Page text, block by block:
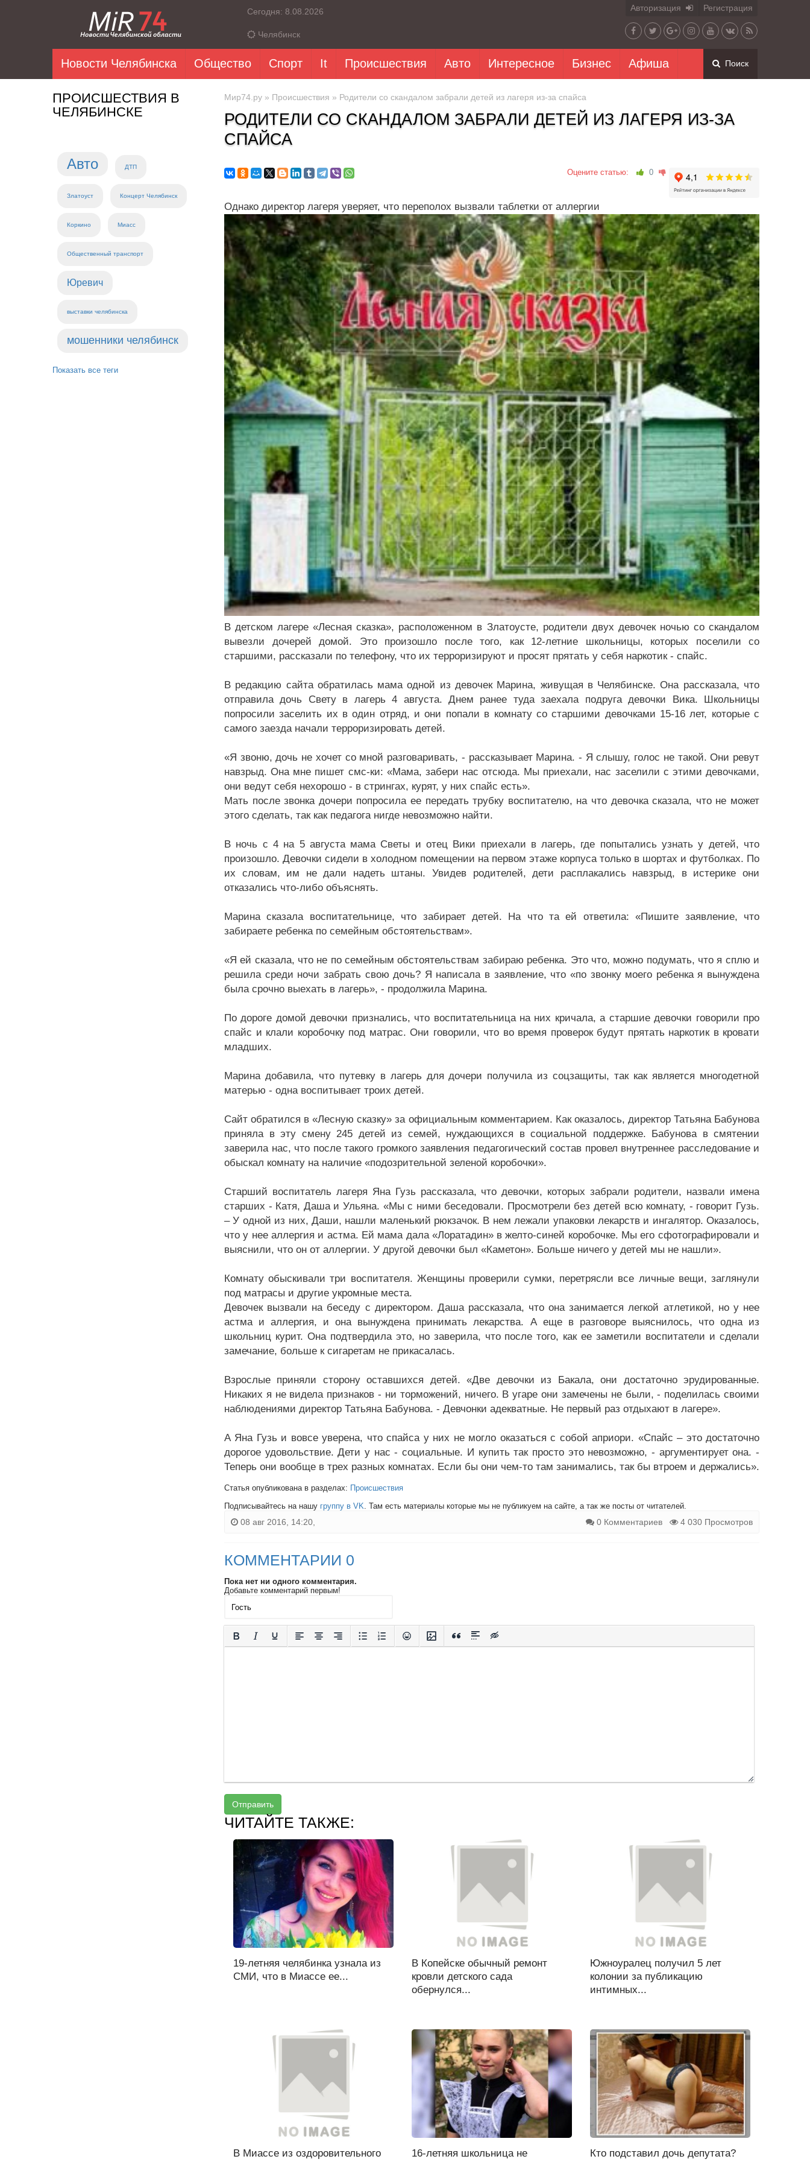
Сегодня: 8.08.2026
Челябинск
Авторизация Регистрация
Новости Челябинска Общество Спорт It Происшествия Авто Интересное Бизнес Афиша Поиск
ПРОИСШЕСТВИЯ В
ЧЕЛЯБИНСКЕ
Авто ДТП
Златоуст Концерт Челябинск
Коркино Миасс
Общественный транспорт
Юревич
выставки челябинска
мошенники челябинск
Показать все теги
Мир74.ру » Происшествия » Родители со скандалом забрали детей из лагеря из-за спайса
РОДИТЕЛИ СО СКАНДАЛОМ ЗАБРАЛИ ДЕТЕЙ ИЗ ЛАГЕРЯ ИЗ-ЗА
СПАЙСА
Оцените статью: 0
Однако директор лагеря уверяет, что переполох вызвали таблетки от аллергии
В детском лагере «Лесная сказка», расположенном в Златоусте, родители двух девочек ночью со скандалом
вывезли дочерей домой. Это произошло после того, как 12-летние школьницы, которых поселили со
старшими, рассказали по телефону, что их терроризируют и просят прятать у себя наркотик - спайс.
В редакцию сайта обратилась мама одной из девочек Марина, живущая в Челябинске. Она рассказала, что
отправила дочь Свету в лагерь 4 августа. Днем ранее туда заехала подруга девочки Вика. Школьницы
попросили заселить их в один отряд, и они попали в комнату со старшими девочками 15-16 лет, которые с
самого заезда начали терроризировать детей.
«Я звоню, дочь не хочет со мной разговаривать, - рассказывает Марина. - Я слышу, голос не такой. Они ревут
навзрыд. Она мне пишет смс-ки: «Мама, забери нас отсюда. Мы приехали, нас заселили с этими девочками,
они ведут себя нехорошо - в стрингах, курят, у них спайс есть».
Мать после звонка дочери попросила ее передать трубку воспитателю, на что девочка сказала, что не может
этого сделать, так как педагога нигде невозможно найти.
В ночь с 4 на 5 августа мама Светы и отец Вики приехали в лагерь, где попытались узнать у детей, что
произошло. Девочки сидели в холодном помещении на первом этаже корпуса только в шортах и футболках. По
их словам, им не дали надеть штаны. Увидев родителей, дети расплакались навзрыд, в истерике они
отказались что-либо объяснять.
Марина сказала воспитательнице, что забирает детей. На что та ей ответила: «Пишите заявление, что
забираете ребенка по семейным обстоятельствам».
«Я ей сказала, что не по семейным обстоятельствам забираю ребенка. Это что, можно подумать, что я сплю и
решила среди ночи забрать свою дочь? Я написала в заявление, что «по звонку моего ребенка я вынуждена
была срочно выехать в лагерь», - продолжила Марина.
По дороге домой девочки признались, что воспитательница на них кричала, а старшие девочки говорили про
спайс и клали коробочку под матрас. Они говорили, что во время проверок будут прятать наркотик в кровати
младших.
Марина добавила, что путевку в лагерь для дочери получила из соцзащиты, так как является многодетной
матерью - одна воспитывает троих детей.
Сайт обратился в «Лесную сказку» за официальным комментарием. Как оказалось, директор Татьяна Бабунова
приняла в эту смену 245 детей из семей, нуждающихся в социальной поддержке. Бабунова в смятении
заверила нас, что после такого громкого заявления педагогический состав провел внутреннее расследование и
обыскал комнату на наличие «подозрительной зеленой коробочки».
Старший воспитатель лагеря Яна Гузь рассказала, что девочки, которых забрали родители, назвали имена
старших - Катя, Даша и Ульяна. «Мы с ними беседовали. Просмотрели без детей всю комнату, - говорит Гузь.
– У одной из них, Даши, нашли маленький рюкзачок. В нем лежали упаковки лекарств и ингалятор. Оказалось,
что у нее аллергия и астма. Ей мама дала «Лоратадин» в желто-синей коробочке. Мы его сфотографировали и
выяснили, что он от аллергии. У другой девочки был «Каметон». Больше ничего у детей мы не нашли».
Комнату обыскивали три воспитателя. Женщины проверили сумки, перетрясли все личные вещи, заглянули
под матрасы и другие укромные места.
Девочек вызвали на беседу с директором. Даша рассказала, что она занимается легкой атлетикой, но у нее
астма и аллергия, и она вынуждена принимать лекарства. А еще в разговоре выяснилось, что одна из
школьниц курит. Она подтвердила это, но заверила, что после того, как ее заметили воспитатели и сделали
замечание, больше к сигаретам не прикасалась.
Взрослые приняли сторону оставшихся детей. «Две девочки из Бакала, они достаточно эрудированные.
Никаких я не видела признаков - ни торможений, ничего. В угаре они замечены не были, - поделилась своими
наблюдениями директор Татьяна Бабунова. - Девчонки адекватные. Не первый раз отдыхают в лагере».
А Яна Гузь и вовсе уверена, что спайса у них не могло оказаться с собой априори. «Спайс – это достаточно
дорогое удовольствие. Дети у нас - социальные. И купить так просто это невозможно, - аргументирует она. -
Теперь они вообще в трех разных комнатах. Если бы они чем-то там занимались, так бы втроем и держались».
Статья опубликована в разделах: Происшествия
Подписывайтесь на нашу группу в VK. Там есть материалы которые мы не публикуем на сайте, а так же посты от читателей.
08 авг 2016, 14:20, 0 Комментариев 4 030 Просмотров
КОММЕНТАРИИ 0
Пока нет ни одного комментария.
Добавьте комментарий первым!
Отправить
ЧИТАЙТЕ ТАКЖЕ:
19-летняя челябинка узнала из
СМИ, что в Миассе ее...
В Копейске обычный ремонт
кровли детского сада
обернулся...
Южноуралец получил 5 лет
колонии за публикацию
интимных...
В Миассе из оздоровительного
16-летняя школьница не
Кто подставил дочь депутата?